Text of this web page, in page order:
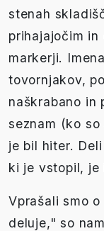
stenah
prihajajočim in
markerji.
tovornjakov,
naškrabano in
seznam (ko
je bil hiter.
ki je vstopil, je
Vprašali smo
deluje," so